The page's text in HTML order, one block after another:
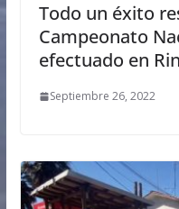
Todo un éxito
Campeonato
efectuado en
Septiembre 26, 2022